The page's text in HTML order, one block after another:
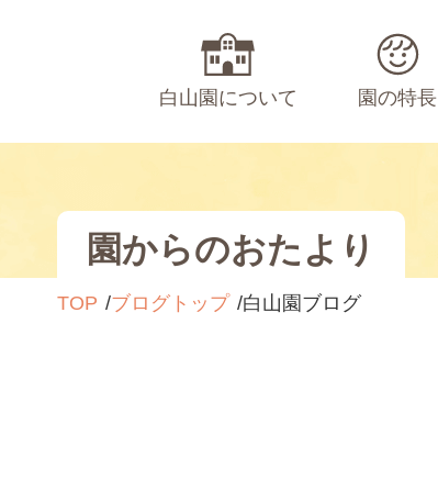
白山園について 園の特長
園からのおたより
TOP ブログトップ 白山園ブログ